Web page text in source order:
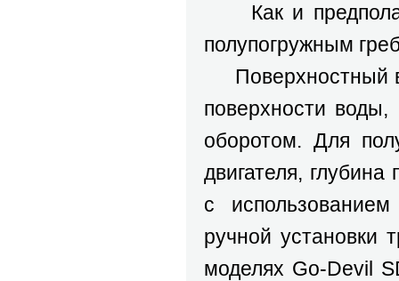
Как и
полупогружным
Поверхностный
поверхности
оборотом. Для
двигателя,
с
ручной установки
моделях Go-Devil